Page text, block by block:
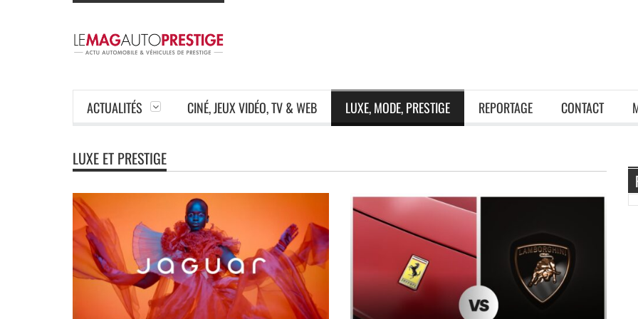
ACTUALITÉS CINÉ, JEUX VIDÉO, TV & WEB LUXE, MODE, PRESTIGE REPORTAGE CONTACT
LUXE ET PRESTIGE